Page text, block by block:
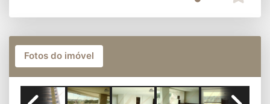
Fotos do imóvel